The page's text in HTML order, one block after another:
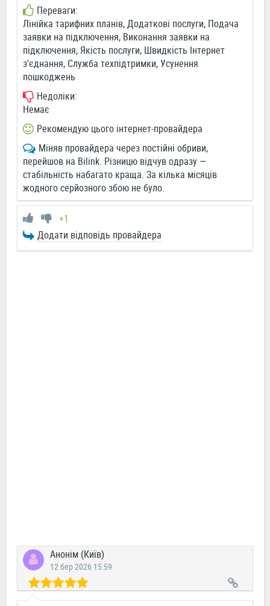
Переваги:
Лінійка тарифних планів, Додаткові послуги, Подача
заявки на підключення, Виконання заявки на
підключення, Якість послуги, Швидкість Інтернет
з'єднання, Служба техпідтримки, Усунення
пошкоджень
Недоліки:
Немає
Рекомендую цього інтернет-провайдера
Міняв провайдера через постійні обриви,
перейшов на Bilink. Різницю відчув одразу —
стабільність набагато краща. За кілька місяців
жодного серйозного збою не було.
+1
Додати відповідь провайдера
Анонім (Київ)
12 бер 2026 15:59